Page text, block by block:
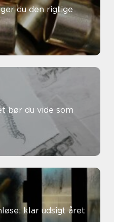
bør du vide som
klar udsigt året